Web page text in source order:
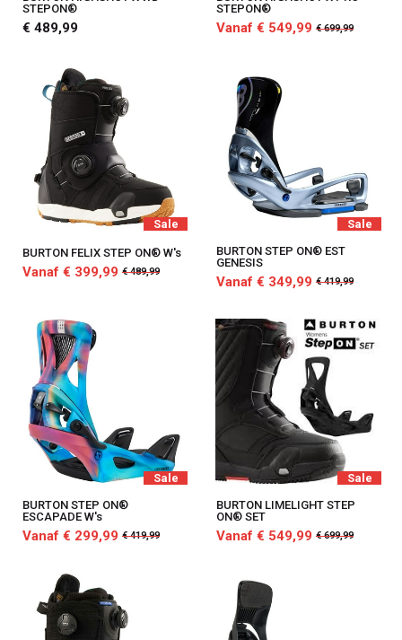
STEPON®
€ 489,99
STEPON®
Vanaf € 549,99 € 699,99
Sale
BURTON FELIX STEP ON® W's
Vanaf € 399,99 € 489,99
Sale
BURTON STEP ON® EST
GENESIS
Vanaf € 349,99 € 419,99
Sale
BURTON STEP ON®
ESCAPADE W's
Vanaf € 299,99 € 419,99
Sale
BURTON LIMELIGHT STEP
ON® SET
Vanaf € 549,99 € 699,99